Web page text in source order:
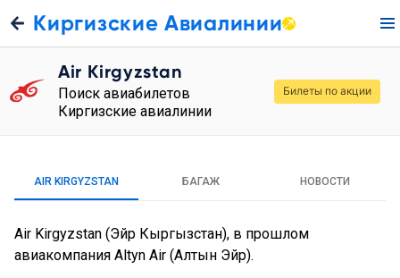
Киргизские Авиалинии
Air Kirgyzstan
Поиск авиабилетов
Киргизские авиалинии
Билеты по акции
AIR KIRGYZSTAN БАГАЖ НОВОСТИ
Air Kirgyzstan (Эйр Кыргызстан), в прошлом
авиакомпания Altyn Air (Алтын Эйр).